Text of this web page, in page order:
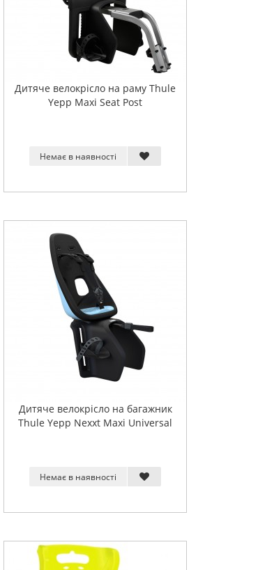
Дитяче велокрісло на раму Thule
Yepp Maxi Seat Post
Немає в наявності
Дитяче велокрісло на багажник
Thule Yepp Nexxt Maxi Universal
Немає в наявності